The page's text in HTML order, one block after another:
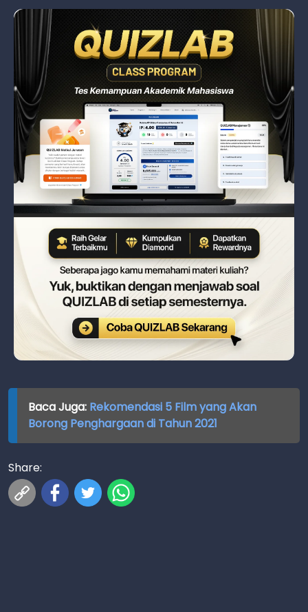
Baca Juga:Rekomendasi 5 Film yang Akan
Borong Penghargaan di Tahun 2021
Share: